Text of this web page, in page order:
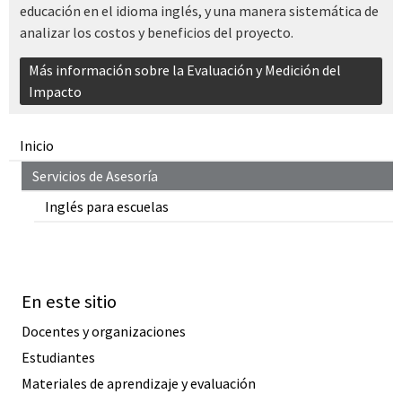
Inicio
Servicios de Asesoría
Inglés para escuelas
educación en el idioma inglés, y una manera sistemática de
analizar los costos y beneficios del proyecto.
Más información sobre la Evaluación y Medición del
Impacto
En este sitio
Docentes y organizaciones
Estudiantes
Materiales de aprendizaje y evaluación